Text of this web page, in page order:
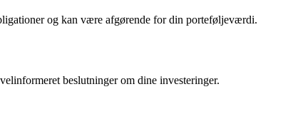
og kan være afgørende for din porteføljeværdi.
beslutninger om dine investeringer.